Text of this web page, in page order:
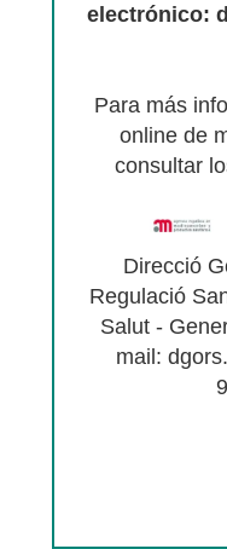
electrónico:
Para más
online de
consultar
Direcció
Regulació
Salut -
mail: